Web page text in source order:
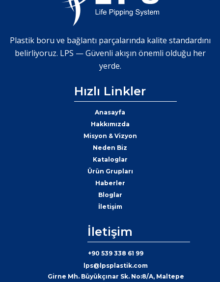
Plastik boru ve bağlantı parçalarında kalite standardını
belirliyoruz. LPS — Güvenli akışın önemli olduğu her
yerde.
Hızlı Linkler
Anasayfa
Hakkımızda
Misyon & Vizyon
Neden Biz
Kataloglar
Ürün Grupları
Haberler
Bloglar
İletişim
İletişim
+90 539 338 61 99
lps@lpsplastik.com
Girne Mh. Büyükçınar Sk. No:8/A, Maltepe